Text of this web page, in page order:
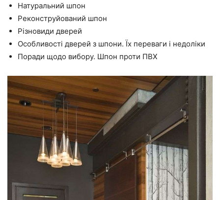
Натуральний шпон
Реконструйований шпон
Різновиди дверей
Особливості дверей з шпони. Їх переваги і недоліки
Поради щодо вибору. Шпон проти ПВХ